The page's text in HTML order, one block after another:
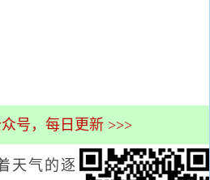
号，每日更新 >>>
气的逐